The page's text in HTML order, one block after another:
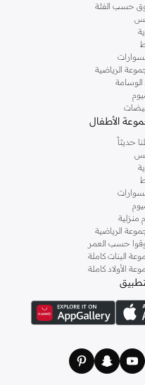
بما في ذلك الدفع عند الاستلام.
مع خدمات التوصيل السريع لدينا.
الإمارات اليوم وتأكد من بقاء طفلك
حسب الفئة
الرياضية
الأطفال
حديثاً
منزلية
الرياضية
حسب العمر
البنات كاملة
الأولاد كاملة